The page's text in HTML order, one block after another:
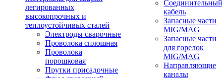
легированных
высокопрочных и
теплоустойчивых сталей
Электроды сварочные
Проволока сплошная
Проволока
порошковая
Прутки присадочные
Соединительный
кабель
Запасные части
MIG/MAG
Запасные части
для горелок
MIG/MAG
Направляющие
каналы